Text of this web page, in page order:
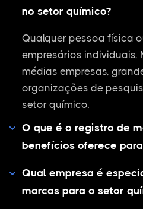
no setor químico?
Qualquer pessoa física
empresários individuais,
médias empresas,
organizações de
setor químico.
O que é o registro de
benefícios oferece
Qual empresa é
marcas para o setor